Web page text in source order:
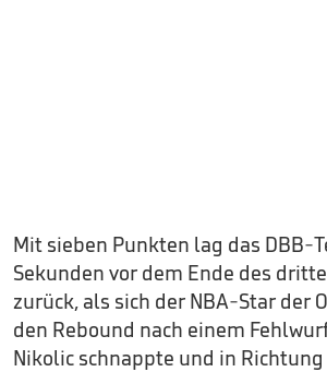
Mit sieben Punkten lag das DBB-
Sekunden vor dem Ende des
zurück, als sich der NBA-Star der
den Rebound nach einem
Nikolic schnappte und in